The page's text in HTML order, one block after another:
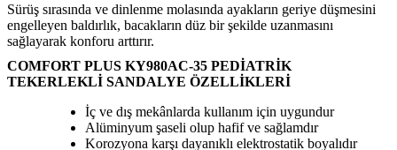
Sürüş sırasında ve dinlenme molasında ayakların geriye düşmesini
engelleyen baldırlık, bacakların düz bir şekilde uzanmasını
sağlayarak konforu arttırır.
COMFORT PLUS KY980AC-35 PEDİATRİK
TEKERLEKLİ SANDALYE ÖZELLİKLERİ
İç ve dış mekânlarda kullanım için uygundur
Alüminyum şaseli olup hafif ve sağlamdır
Korozyona karşı dayanıklı elektrostatik boyalıdır